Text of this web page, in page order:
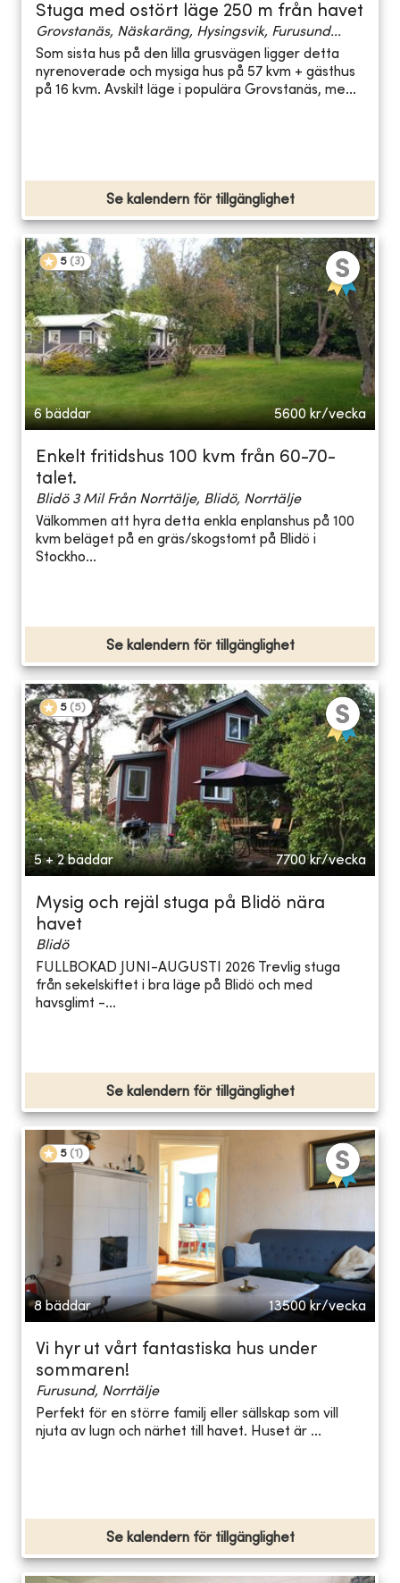
Stuga med ostört läge 250 m från havet
Grovstanäs, Näskaräng, Hysingsvik, Furusund...
Som sista hus på den lilla grusvägen ligger detta
nyrenoverade och mysiga hus på 57 kvm + gästhus
på 16 kvm. Avskilt läge i populära Grovstanäs, me...
Se kalendern för tillgänglighet
5 (3)
6 bäddar 5600 kr/vecka
Enkelt fritidshus 100 kvm från 60-70-
talet.
Blidö 3 Mil Från Norrtälje, Blidö, Norrtälje
Välkommen att hyra detta enkla enplanshus på 100
kvm beläget på en gräs/skogstomt på Blidö i
Stockho...
Se kalendern för tillgänglighet
5 (5)
5 + 2 bäddar 7700 kr/vecka
Mysig och rejäl stuga på Blidö nära
havet
Blidö
FULLBOKAD JUNI-AUGUSTI 2026 Trevlig stuga
från sekelskiftet i bra läge på Blidö och med
havsglimt -...
Se kalendern för tillgänglighet
5 (1 )
8 bäddar 13500 kr/vecka
Vi hyr ut vårt fantastiska hus under
sommaren!
Furusund, Norrtälje
Perfekt för en större familj eller sällskap som vill
njuta av lugn och närhet till havet. Huset är ...
Se kalendern för tillgänglighet